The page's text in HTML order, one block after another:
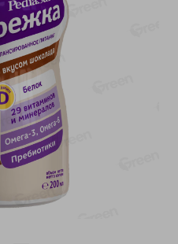
60г
28 из 78